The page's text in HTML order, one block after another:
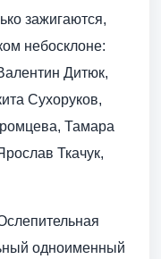
зажигаются,
небосклоне:
Дитюк,
Сухоруков,
Тамара
Ткачук,
одноименный